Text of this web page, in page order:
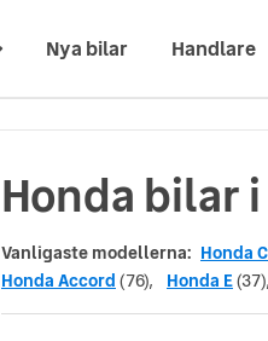
Nya bilar Handlare
Honda bilar
Vanligaste modellerna: Honda
Honda Accord (76), Honda E(37),